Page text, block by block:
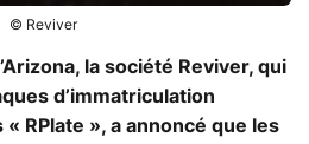
© Reviver
la société Reviver, qui
d’immatriculation
RPlate », a annoncé que les